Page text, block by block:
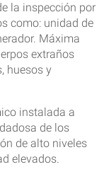
la inspección por
como: unidad de
Máxima
extraños
huesos y
instalada a
de los
de alto niveles
elevados.